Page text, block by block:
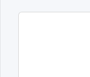
Commentaire